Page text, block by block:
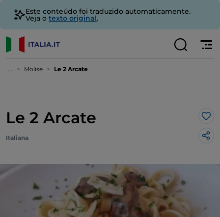
Este conteúdo foi traduzido automaticamente.
Veja o texto original.
... Molise Le 2 Arcate
Le 2 Arcate
Italiana